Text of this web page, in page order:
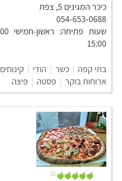
כיכר המגינים 5, צפת
054-653-0688
15:00
בתי קפה | כשר | הודי | קינוחים
ארוחות בוקר | פסטה | פיצה
(1)